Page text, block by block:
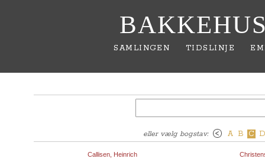
SAMLINGEN TIDSLINJE
eller vælg bogstav: A B C D
Callisen, Heinrich